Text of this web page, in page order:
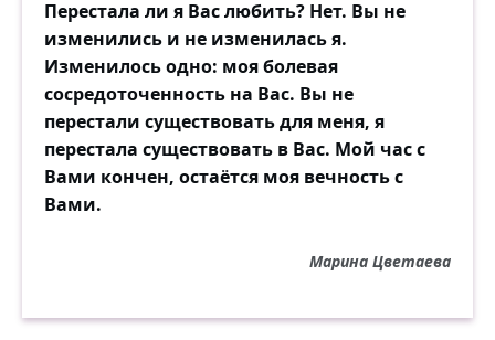
Перестала ли я Вас любить? Нет. Вы не
изменились и не изменилась я.
Изменилось одно: моя болевая
сосредоточенность на Вас. Вы не
перестали существовать для меня, я
перестала существовать в Вас. Мой час с
Вами кончен, остаётся моя вечность с
Вами.
Марина Цветаева